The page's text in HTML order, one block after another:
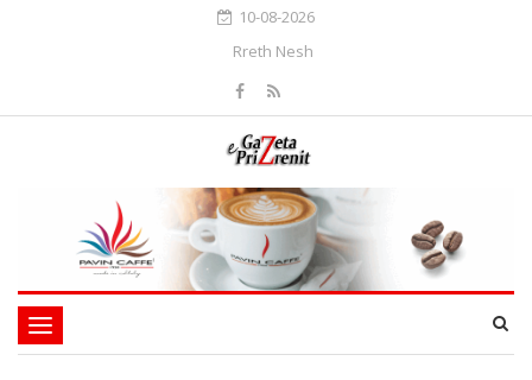
10-08-2026
Rreth Nesh
Toggle
navigation